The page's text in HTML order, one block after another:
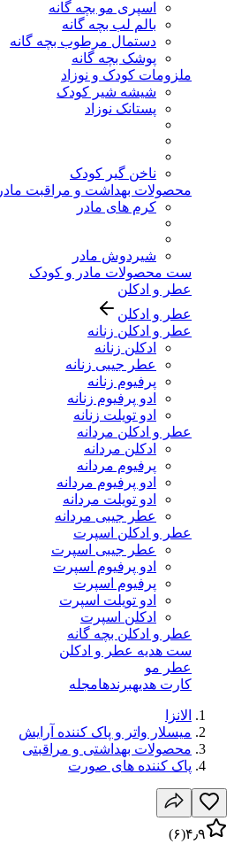
اسپری مو بچه گانه
بالم لب بچه گانه
دستمال مرطوب بچه گانه
پوشک بچه گانه
ملزومات کودک و نوزاد
شیشه شیر کودک
پستانک نوزاد
ناخن گیر کودک
محصولات بهداشت و مراقبت مادر
کرم های مادر
شیردوش مادر
ست محصولات مادر و کودک
عطر و ادکلن
عطر و ادکلن
عطر و ادکلن زنانه
ادکلن زنانه
عطر جیبی زنانه
پرفیوم زنانه
ادو پرفیوم زنانه
ادو تویلت زنانه
عطر و ادکلن مردانه
ادکلن مردانه
پرفیوم مردانه
ادو پرفیوم مردانه
ادو تویلت مردانه
عطر جیبی مردانه
عطر و ادکلن اسپرت
عطر جیبی اسپرت
ادو پرفیوم اسپرت
پرفیوم اسپرت
ادو تویلت اسپرت
ادکلن اسپرت
عطر و ادکلن بچه گانه
ست هدیه عطر و ادکلن
عطر مو
کارت هدیهبرندهامجله
الانزا
میسلار واتر و پاک کننده آرایش
محصولات بهداشتی و مراقبتی
پاک کننده های صورت
۴٫۹(۶)